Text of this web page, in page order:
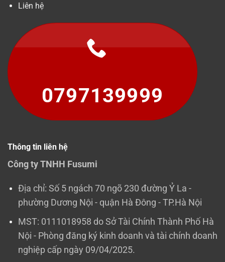
Liên hệ
0797139999
Thông tin liên hệ
Công ty TNHH Fusumi
Địa chỉ: Số 5 ngách 70 ngõ 230 đường Ỷ La -
phường Dương Nội - quận Hà Đông - TP.Hà Nội
MST: 0111018958 do Sở Tài Chính Thành Phố Hà
Nội - Phòng đăng ký kinh doanh và tài chính doanh
nghiệp cấp ngày 09/04/2025.